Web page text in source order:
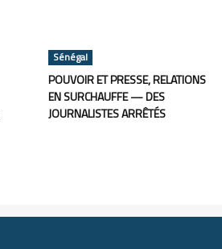
Sénégal
POUVOIR ET PRESSE, RELATIONS
EN SURCHAUFFE — DES
JOURNALISTES ARRÊTÉS